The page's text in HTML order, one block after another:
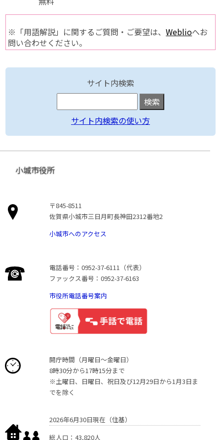
※「用語解説」に関するご質問・ご要望は、Weblioへお
問い合わせください。
サイト内検索
サイト内検索の使い方
小城市役所
〒845-8511
佐賀県小城市三日月町長神田2312番地2
小城市へのアクセス
電話番号：0952-37-6111（代表）
ファックス番号：0952-37-6163
市役所電話番号案内
開庁時間（月曜日〜金曜日）
8時30分から17時15分まで
※土曜日、日曜日、祝日及び12月29日から1月3日ま
でを除く
2026年6月30日現在（住基）
総人口：43,820人